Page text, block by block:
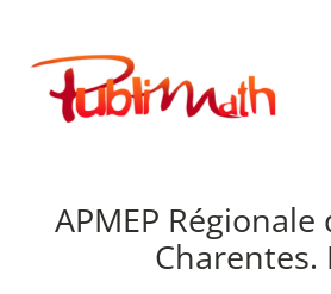
contenu
Publimath
APMEP
Charentes.